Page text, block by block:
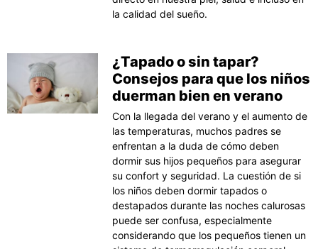
la calidad del sueño.
¿Tapado o sin tapar?
Consejos para que los niños
duerman bien en verano
Con la llegada del verano y el aumento de
las temperaturas, muchos padres se
enfrentan a la duda de cómo deben
dormir sus hijos pequeños para asegurar
su confort y seguridad. La cuestión de si
los niños deben dormir tapados o
destapados durante las noches calurosas
puede ser confusa, especialmente
considerando que los pequeños tienen un